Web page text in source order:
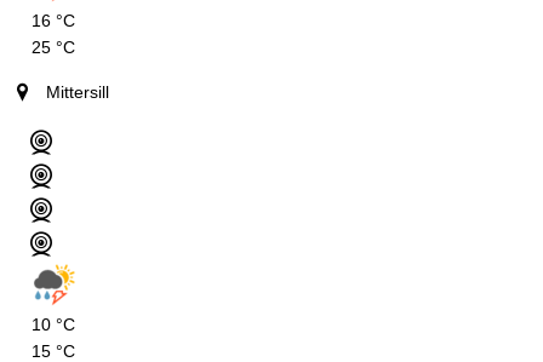
16 °C
25 °C
Mittersill
10 °C
15 °C